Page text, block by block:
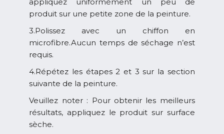
produit sur une petite zone de la peinture.
3.Polissez avec un chiffon en
microfibre.Aucun temps de séchage n’est
requis.
4.Répétez les étapes 2 et 3 sur la section
suivante de la peinture.
Veuillez noter : Pour obtenir les meilleurs
résultats, appliquez le produit sur surface
sèche.